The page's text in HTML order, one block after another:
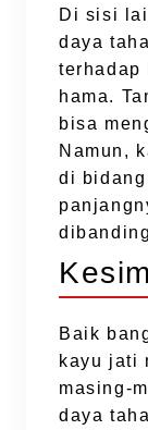
Di sisi
daya
terhadap
hama.
bisa
Namun,
di
Baik
kayu jati
masing-
daya